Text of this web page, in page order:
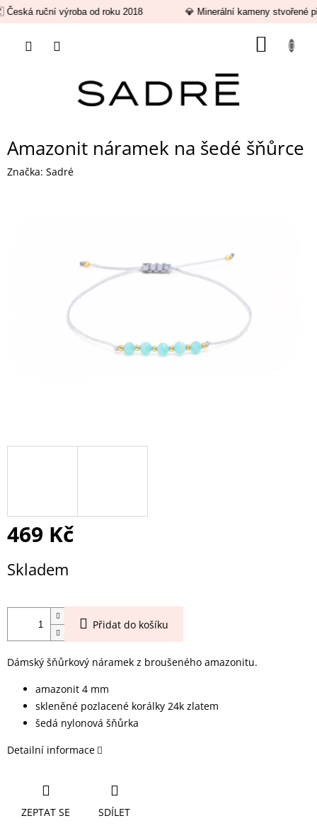
ruční výroba od roku 2018 💎 Minerální kameny stvořené
Amazonit náramek na šedé šňůrce
Značka: Sadré
469 Kč
cena:
Skladem
Přidat do košíku
Dámský šňůrkový náramek z broušeného amazonitu.
amazonit 4 mm
skleněné pozlacené korálky 24k zlatem
šedá nylonová šňůrka
Detailní informace
ZEPTAT SE SDÍLET